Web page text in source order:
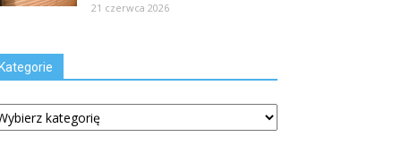
21 czerwca 2026